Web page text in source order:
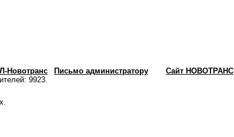
Новотранс
Письмо администратору
9923.
Сайт НОВОТРАНС